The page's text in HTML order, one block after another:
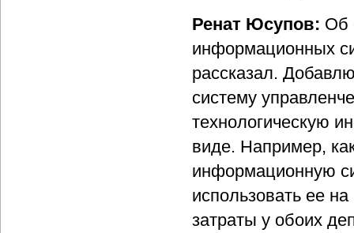
Ренат Юсупов: Об
информационных
рассказал.
систему
технологическую
виде. Например,
информационную
использовать ее
затраты у обоих